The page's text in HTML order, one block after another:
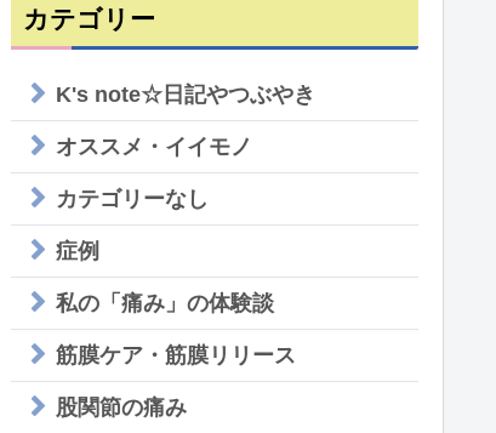
カテゴリー
K's note☆日記やつぶやき
オススメ・イイモノ
カテゴリーなし
症例
私の「痛み」の体験談
筋膜ケア・筋膜リリース
股関節の痛み